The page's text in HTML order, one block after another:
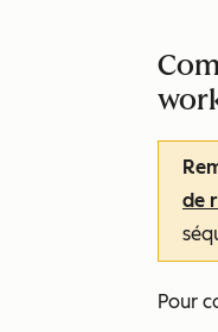
de
Pour